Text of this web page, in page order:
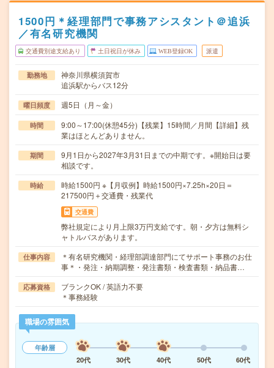
1500円＊経理部門で事務アシスタント＠追浜
／有名研究機関
交通費別途支給あり 土日祝日が休み WEB登録OK 派遣
勤務地
神奈川県横須賀市
追浜駅からバス12分
曜日頻度 週5日（月～金）
時間
9:00～17:00(休憩45分)【残業】15時間／月間【詳細】残
業はほとんどありません。
期間
9月1日から2027年3月31日までの中期です。※開始日は要
相談です。
時給
時給1500円 ※【月収例】時給1500円×7.25h×20日＝
217500円＋交通費・残業代
交通費
弊社規定により月上限3万円支給です。朝・夕方は無料シ
ャトルバスがあります。
仕事内容
＊有名研究機関・経理部調達部門にてサポート事務のお仕
事＊・発注・納期調整・発注書類・検査書類・納品書…
応募資格
ブランクOK / 英語力不要
＊事務経験
職場の雰囲気
年齢層
20代
30代 40代 50代 60代